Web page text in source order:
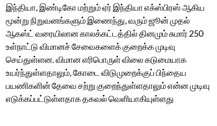
இந்தியா, இண்டிகோ மற்றும் ஏர் இந்தியா எக்ஸ்பிரஸ் ஆகிய
மூன்று நிறுவனங்களும் இணைந்து, வரும் ஜூன் முதல்
ஆகஸ்ட் வரையிலான காலக்கட்டத்தில் தினமும் சுமார் 250
உள்நாட்டு விமானச் சேவைகளைக் குறைக்க முடிவு
செய்துள்ளன. விமான எரிபொருள் விலை கடுமையாக
உயர்ந்துள்ளதாலும், கோடை விடுமுறைக்குப் பிந்தைய
பயணிகளின் தேவை சற்று குறைந்துள்ளதாலும் என்ன முடிவு
எடுக்கப்பட்டுள்ளதாக தகவல் வெளியாகியுள்ளது